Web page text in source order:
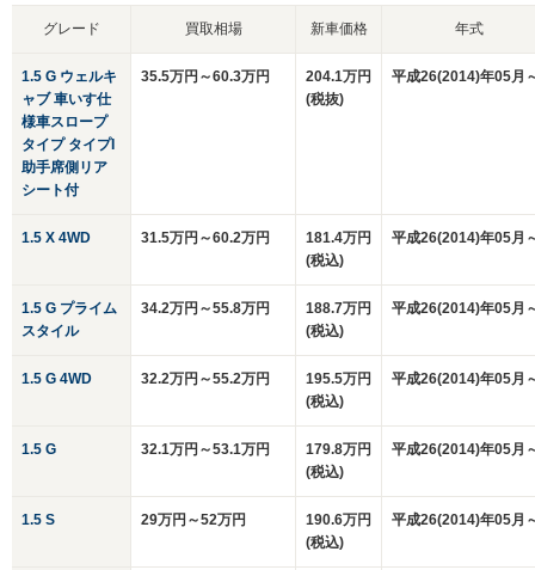
グレード 買取相場 新車価格 年式
1.5 G ウェルキ
ャブ 車いす仕
様車スロープ
タイプ タイプI
助手席側リア
シート付
35.5万円～60.3万円
204.1万円
(税抜)
平成26(2014)年05月
1.5 X 4WD 31.5万円～60.2万円
181.4万円
(税込)
平成26(2014)年05月
1.5 G プライム
スタイル
34.2万円～55.8万円
188.7万円
(税込)
平成26(2014)年05月
1.5 G 4WD 32.2万円～55.2万円
195.5万円
(税込)
平成26(2014)年05月
1.5 G 32.1万円～53.1万円
179.8万円
(税込)
平成26(2014)年05月
1.5 S 29万円～52万円
190.6万円
(税込)
平成26(2014)年05月